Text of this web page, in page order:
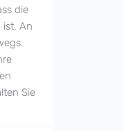
die
ist. An
Sie